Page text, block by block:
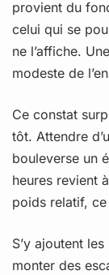
provient du
celui qui se
ne l’affiche.
modeste de
Ce constat
tôt. Attendre
bouleverse un
heures revient
poids relatif,
S’y ajoutent
monter des